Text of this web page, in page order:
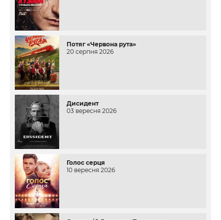
Потяг «Червона рута»
20 серпня 2026
Дисидент
03 вересня 2026
Голос серця
10 вересня 2026